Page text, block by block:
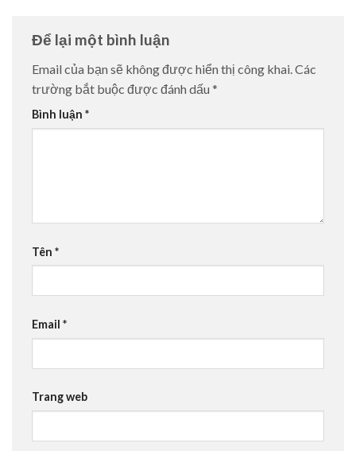
Để lại một bình luận
Email của bạn sẽ không được hiển thị công khai.Các
trường bắt buộc được đánh dấu *
Bình luận *
Tên *
Email *
Trang web